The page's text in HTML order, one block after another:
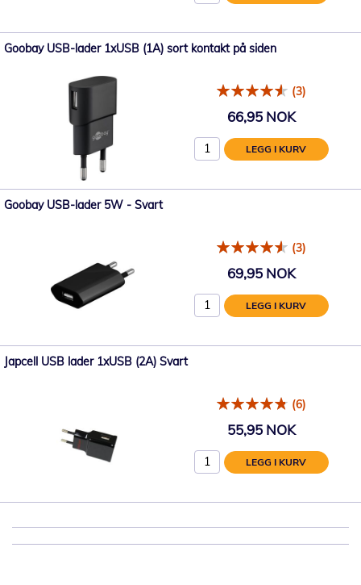
Goobay USB-lader 1xUSB (1A) sort kontakt på siden
(3)
66,95 NOK
LEGG I KURV
Goobay USB-lader 5W - Svart
(3)
69,95 NOK
LEGG I KURV
Japcell USB lader 1xUSB (2A) Svart
(6)
55,95 NOK
LEGG I KURV